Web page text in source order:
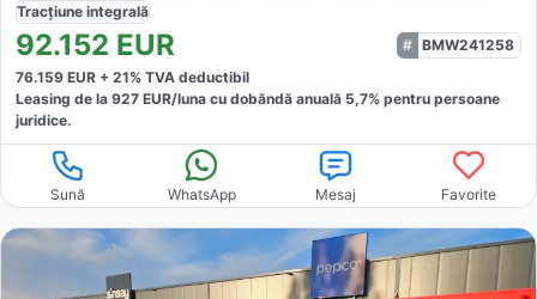
Tracțiune integrală
92.152 EUR
BMW241258
76.159 EUR + 21% TVA deductibil
Leasing de la 927 EUR/luna cu dobăndă anuală 5,7% pentru persoane
juridice.
Sună WhatsApp Mesaj Favorite